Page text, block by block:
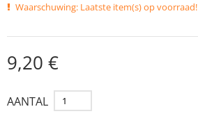
Waarschuwing: Laatste item(s) op voorraad!
9,20 €
AANTAL